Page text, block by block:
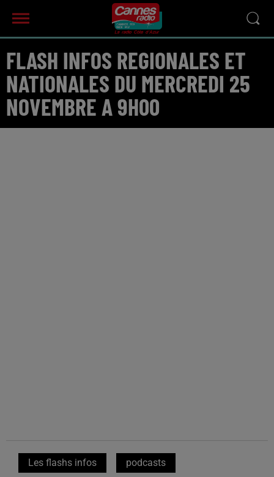
FLASH INFOS REGIONALES ET
NATIONALES DU MERCREDI 25
NOVEMBRE A 9H00
Les flashs infos podcasts